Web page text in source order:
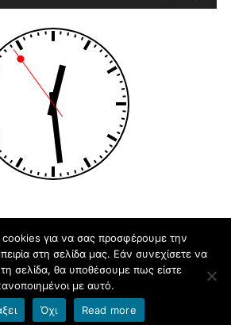
blogs.sch.gr
|Δήλωση προσβασιμότητας
cookies για να σας προσφέρουμε την
στη σελίδα μας. Εάν συνεχίσετε να
τη σελίδα, θα υποθέσουμε πως είστε
με αυτό.
Όχι Read more